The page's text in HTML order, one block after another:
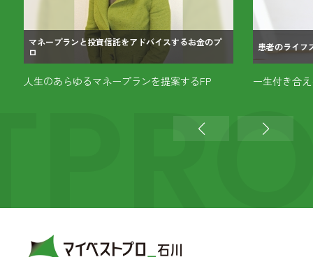
マネープランと投資信託をアドバイスするお金のプ
ロ
人生のあらゆるマネープランを提案するFP
患者のライフ
一生付き合